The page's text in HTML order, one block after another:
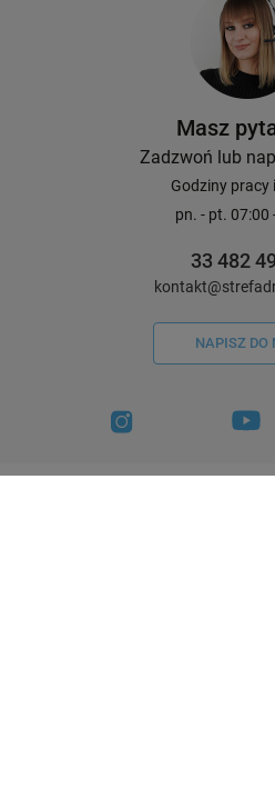
Masz
Zadzwoń lub
Godziny pracy
pn. - pt. 07:00
33 482
NAPISZ DO